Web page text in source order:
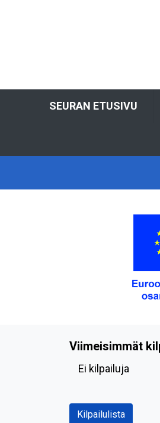
SEURAN ETUSIVU
Viimeisimmät
Ei kilpailuja
Kilpailulista